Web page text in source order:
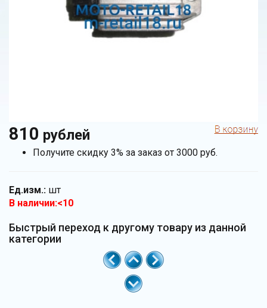
810 рублей
Получите скидку 3% за заказ от 3000 руб.
Ед.изм.: шт
В наличии:<10
Быстрый переход к другому товару из данной
категории